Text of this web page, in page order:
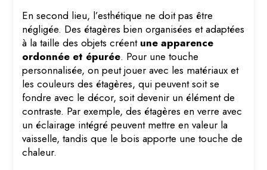
En second lieu, l’esthétique ne doit pas être
négligée. Des étagères bien organisées et adaptées
à la taille des objets créent une apparence
ordonnée et épurée. Pour une touche
personnalisée, on peut jouer avec les matériaux et
les couleurs des étagères, qui peuvent soit se
fondre avec le décor, soit devenir un élément de
contraste. Par exemple, des étagères en verre avec
un éclairage intégré peuvent mettre en valeur la
vaisselle, tandis que le bois apporte une touche de
chaleur.